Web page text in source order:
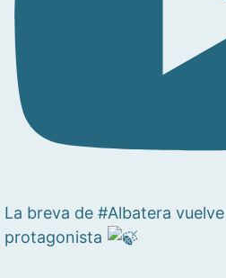
La breva de #Albatera
protagonista